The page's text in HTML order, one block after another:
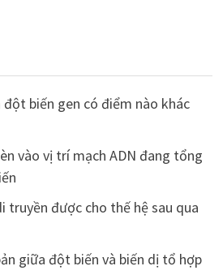
biến gen có điểm nào khác
vào vị trí mạch ADN đang tổng
truyền được cho thế hệ sau qua
giữa đột biến và biến dị tổ hợp